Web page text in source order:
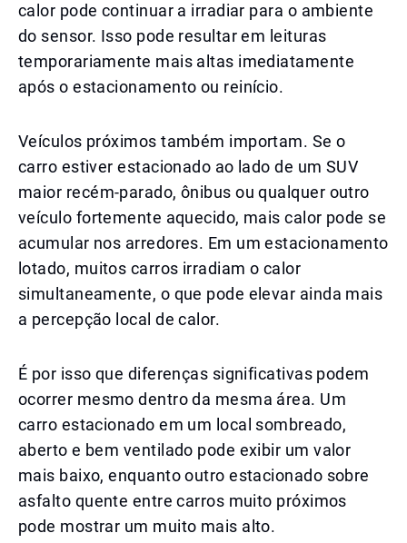
calor pode continuar a irradiar para o ambiente
do sensor. Isso pode resultar em leituras
temporariamente mais altas imediatamente
após o estacionamento ou reinício.
Veículos próximos também importam. Se o
carro estiver estacionado ao lado de um SUV
maior recém-parado, ônibus ou qualquer outro
veículo fortemente aquecido, mais calor pode se
acumular nos arredores. Em um estacionamento
lotado, muitos carros irradiam o calor
simultaneamente, o que pode elevar ainda mais
a percepção local de calor.
É por isso que diferenças significativas podem
ocorrer mesmo dentro da mesma área. Um
carro estacionado em um local sombreado,
aberto e bem ventilado pode exibir um valor
mais baixo, enquanto outro estacionado sobre
asfalto quente entre carros muito próximos
pode mostrar um muito mais alto.